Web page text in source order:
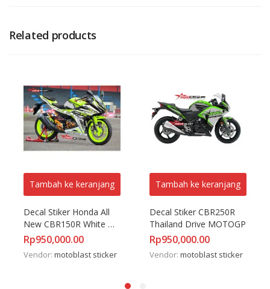
Related products
Tambah ke keranjang
Decal Stiker Honda All
New CBR150R White
Greenlime
Rp950,000.00
Vendor: motoblast sticker
Tambah ke keranjang
Decal Stiker CBR250R
Thailand Drive MOTOGP
Rp950,000.00
Vendor: motoblast sticker